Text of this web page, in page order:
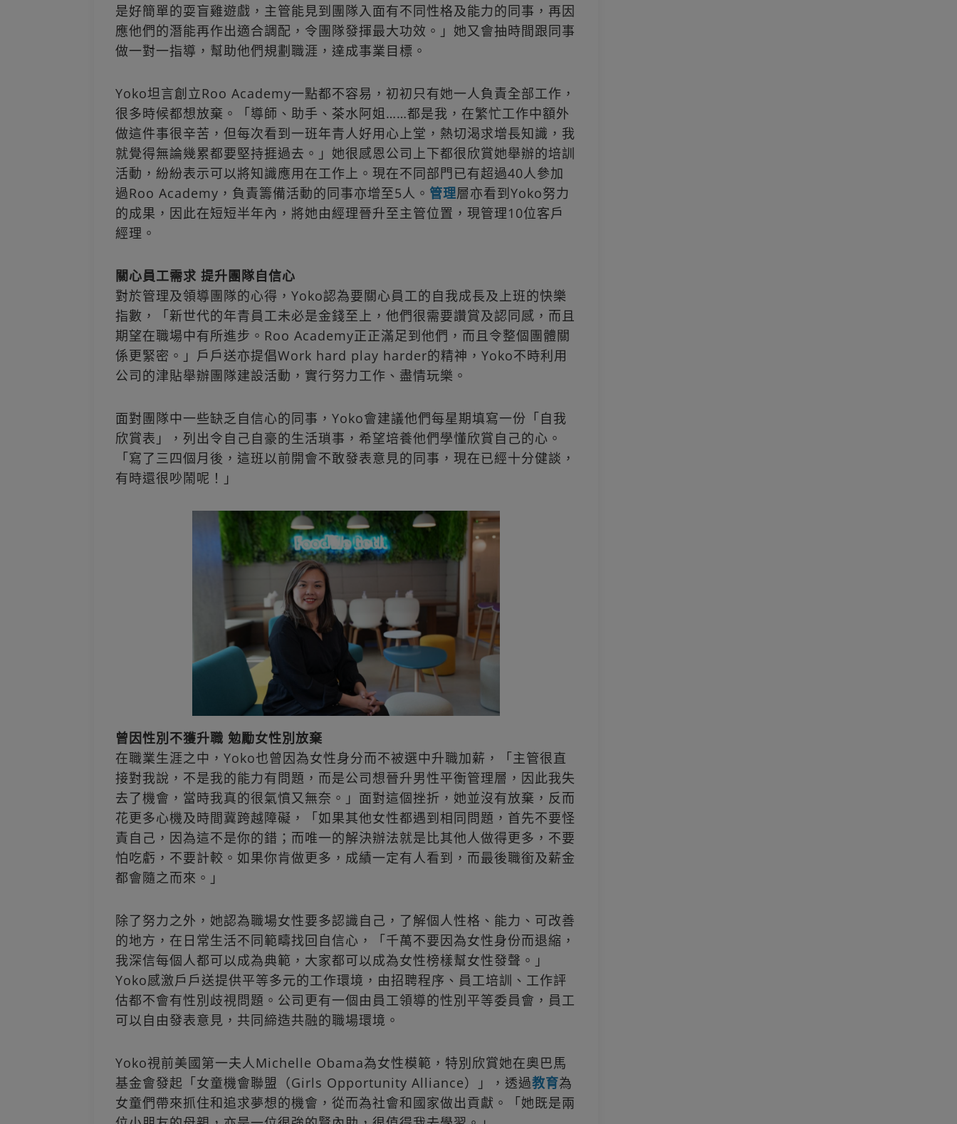
是好簡單的耍盲雞遊戲，主管能見到團隊入面有不同性格及能力的同事，再因
應他們的潛能再作出適合調配，令團隊發揮最大功效。」她又會抽時間跟同事
做一對一指導，幫助他們規劃職涯，達成事業目標。
Yoko坦言創立Roo Academy一點都不容易，初初只有她一人負責全部工作，
很多時候都想放棄。「導師、助手、茶水阿姐……都是我，在繁忙工作中額外
做這件事很辛苦，但每次看到一班年青人好用心上堂，熱切渴求增長知識，我
就覺得無論幾累都要堅持捱過去。」她很感恩公司上下都很欣賞她舉辦的培訓
活動，紛紛表示可以將知識應用在工作上。現在不同部門已有超過40人參加
過Roo Academy，負責籌備活動的同事亦增至5人。 管理層亦看到Yoko努力
的成果，因此在短短半年內，將她由經理晉升至主管位置，現管理10位客戶
經理。
關心員工需求 提升團隊自信心
對於管理及領導團隊的心得，Yoko認為要關心員工的自我成長及上班的快樂
指數，「新世代的年青員工未必是金錢至上，他們很需要讚賞及認同感，而且
期望在職場中有所進步。Roo Academy正正滿足到他們，而且令整個團體關
係更緊密。」戶戶送亦提倡Work hard play harder的精神，Yoko不時利用
公司的津貼舉辦團隊建設活動，實行努力工作、盡情玩樂。
面對團隊中一些缺乏自信心的同事，Yoko會建議他們每星期填寫一份「自我
欣賞表」，列出令自己自豪的生活瑣事，希望培養他們學懂欣賞自己的心。
「寫了三四個月後，這班以前開會不敢發表意見的同事，現在已經十分健談，
有時還很吵鬧呢！」
曾因性別不獲升職 勉勵女性別放棄
在職業生涯之中，Yoko也曾因為女性身分而不被選中升職加薪，「主管很直
接對我說，不是我的能力有問題，而是公司想晉升男性平衡管理層，因此我失
去了機會，當時我真的很氣憤又無奈。」面對這個挫折，她並沒有放棄，反而
花更多心機及時間冀跨越障礙，「如果其他女性都遇到相同問題，首先不要怪
責自己，因為這不是你的錯；而唯一的解決辦法就是比其他人做得更多，不要
怕吃虧，不要計較。如果你肯做更多，成績一定有人看到，而最後職銜及薪金
都會隨之而來。」
除了努力之外，她認為職場女性要多認識自己，了解個人性格、能力、可改善
的地方，在日常生活不同範疇找回自信心，「千萬不要因為女性身份而退縮，
我深信每個人都可以成為典範，大家都可以成為女性榜樣幫女性發聲。」
Yoko感激戶戶送提供平等多元的工作環境，由招聘程序、員工培訓、工作評
估都不會有性別歧視問題。公司更有一個由員工領導的性別平等委員會，員工
可以自由發表意見，共同締造共融的職場環境。
Yoko視前美國第一夫人Michelle Obama為女性模範，特別欣賞她在奧巴馬
基金會發起「女童機會聯盟（Girls Opportunity Alliance）」，透過教育為
女童們帶來抓住和追求夢想的機會，從而為社會和國家做出貢獻。「她既是兩